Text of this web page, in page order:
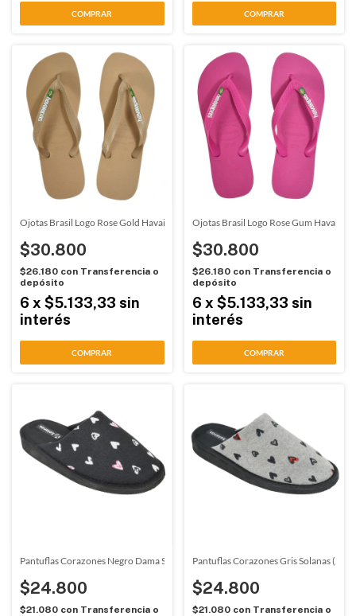
COMPRAR COMPRAR
Ojotas Brasil Logo Rose Gold Havaianas (08503)
$30.800
$26.180 con Transferencia o
depósito
6 x $5.133,33 sin
interés
COMPRAR
Ojotas Brasil Logo Rose Gum
$30.800
$26.180 con Transferencia o
depósito
6 x $5.133,33 sin
interés
COMPRAR
Pantuflas Corazones Negro Dama Solanas (2411)
$24.800
$21.080 con Transferencia o
Pantuflas Corazones Gris Solanas
$24.800
$21.080 con Transferencia o